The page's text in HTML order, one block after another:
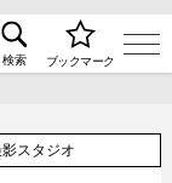
ススタジオ検索の
検索 ブックマーク
スタジオ